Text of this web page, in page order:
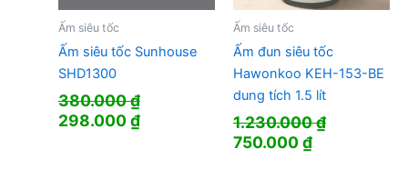
Ấm siêu tốc
Ấm siêu tốc Sunhouse
SHD1300
380.000₫
Giá
298.000₫Giá
Ấm siêu tốc
Ấm đun siêu tốc
Hawonkoo KEH-153-BE
dung tích 1.5 lít
1.230.000₫
Giá
750.000₫Giá